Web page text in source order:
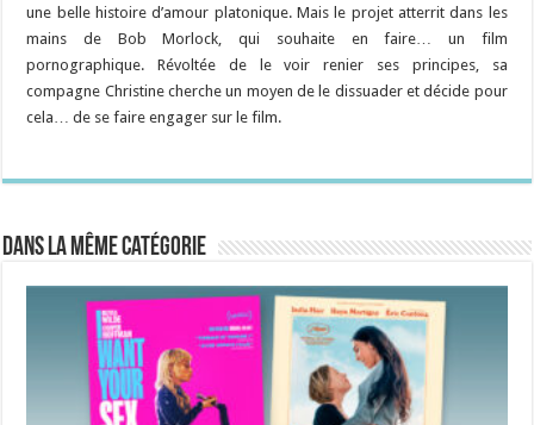
une belle histoire d’amour platonique. Mais le projet atterrit dans les
mains de Bob Morlock, qui souhaite en faire… un film
pornographique. Révoltée de le voir renier ses principes, sa
compagne Christine cherche un moyen de le dissuader et décide pour
cela… de se faire engager sur le film.
Dans la même catégorie